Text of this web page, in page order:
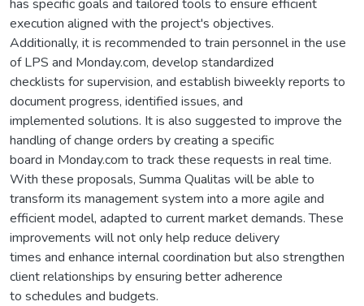
has specific goals and tailored tools to ensure efficient
execution aligned with the project's objectives.
Additionally, it is recommended to train personnel in the use
of LPS and Monday.com, develop standardized
checklists for supervision, and establish biweekly reports to
document progress, identified issues, and
implemented solutions. It is also suggested to improve the
handling of change orders by creating a specific
board in Monday.com to track these requests in real time.
With these proposals, Summa Qualitas will be able to
transform its management system into a more agile and
efficient model, adapted to current market demands. These
improvements will not only help reduce delivery
times and enhance internal coordination but also strengthen
client relationships by ensuring better adherence
to schedules and budgets.